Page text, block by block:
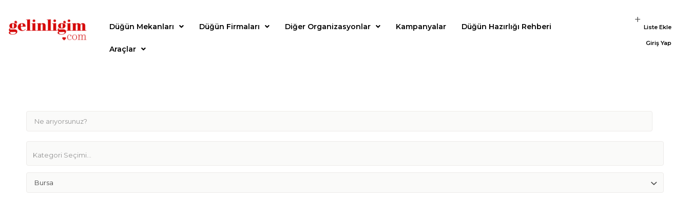
Düğün Mekanları Düğün Firmaları Diğer Organizasyonlar Kampanyalar Düğün Hazırlığı Rehberi
Araçlar
Liste Ekle
Giriş Yap
Bursa